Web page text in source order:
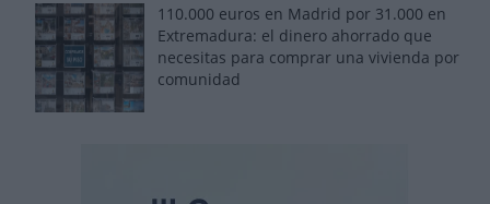
110.000 euros en Madrid por 31.000 en
Extremadura: el dinero ahorrado que
necesitas para comprar una vivienda por
comunidad